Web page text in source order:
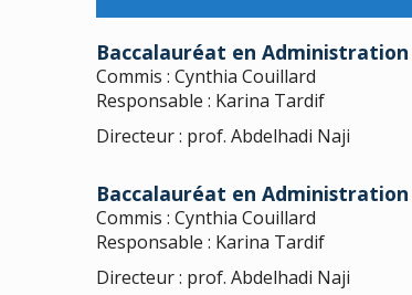
Baccalauréat en Administration
Commis : Cynthia Couillard
Responsable : Karina Tardif
Directeur : prof. Abdelhadi Naji
Baccalauréat en Administration
Commis : Cynthia Couillard
Responsable : Karina Tardif
Directeur : prof. Abdelhadi Naji